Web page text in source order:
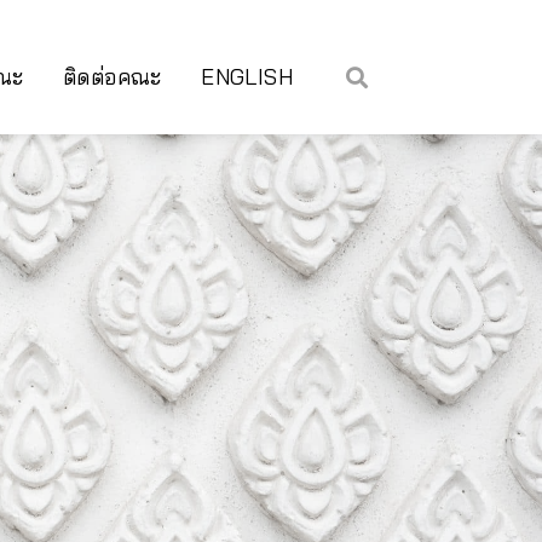
ะ ติดต่อคณะ ENGLISH